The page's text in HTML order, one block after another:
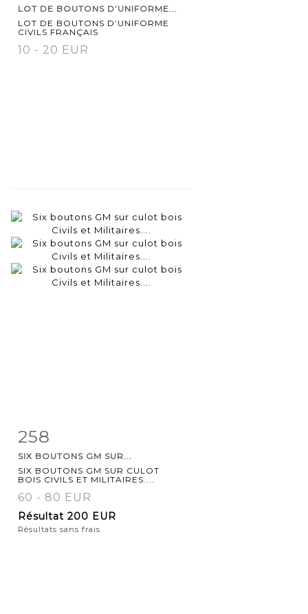
LOT DE BOUTONS D’UNIFORME...
LOT DE BOUTONS D’UNIFORME
CIVILS FRANÇAIS
10 - 20 EUR
Fiche
258
SIX BOUTONS GM SUR...
SIX BOUTONS GM SUR CULOT
BOIS CIVILS ET MILITAIRES....
60 - 80 EUR
Résultat 200 EUR
Résultats sans frais